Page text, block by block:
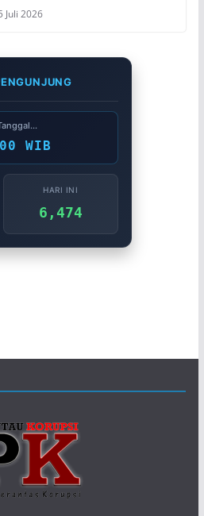
Juli 2026
WIB
HARI INI
6,474